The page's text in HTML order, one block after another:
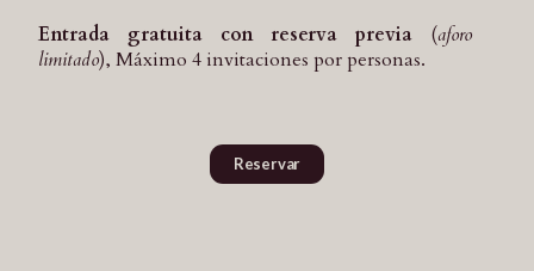
Entrada gratuita con reserva previa(aforo
limitado), Máximo 4 invitaciones por personas.
Reservar